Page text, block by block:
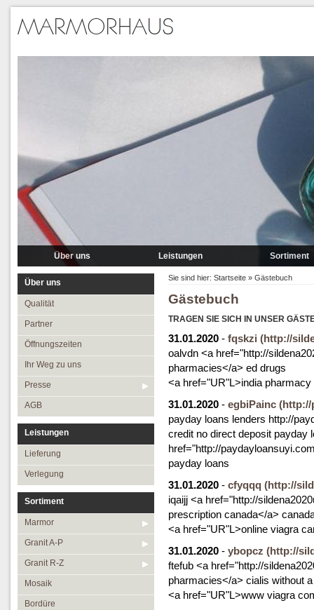
Über uns
Partner
Ihr Weg zu uns
Presse
Leistungen
Lieferung
Verlegung
Sortiment
Marmor
Granit R-Z
Mosaik
Leisten
Medallions
Antikmarmor
Über uns
Qualität
Partner
Öffnungszeiten
Ihr Weg zu uns
Presse
AGB
Leistungen
Lieferung
Verlegung
Sortiment
Marmor
Granit A-P
Granit R-Z
Mosaik
Bordüre
Sie sind hier: Startseite » Gästebuch
Gästebuch
TRAGEN SIE SICH IN UNSER
31.01.2020 - fqskzi (http://
oalvdn <a href="http://
pharmacies</a> ed drugs
<a href="UR"L>india
31.01.2020 - egbiPainc (http://
payday loans lenders http://
credit no direct deposit payday
href="http://
payday loans
31.01.2020 - cfyqqq (http://
iqaijj <a href="http://
prescription canada</a>
<a href="UR"L>online viagra
31.01.2020 - ybopcz (http://
ftefub <a href="http://
pharmacies</a> cialis without
<a href="UR"L>www viagra